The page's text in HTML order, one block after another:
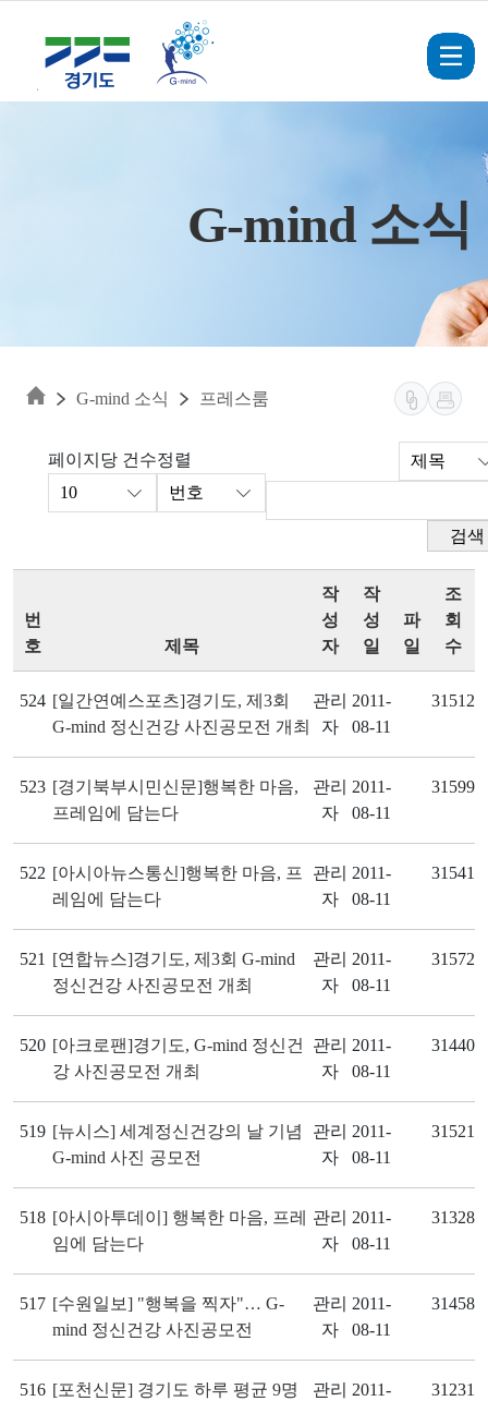
G-mind 소식
G-mind 소식 프레스룸
페이지당 건수정렬
검색
번
호
제목
작
성
자
작
성
일
파
일
조
회
수
524 [일간연예스포츠]경기도, 제3회
G-mind 정신건강 사진공모전 개최
관리
자
2011-
08-11
31512
523 [경기북부시민신문]행복한 마음,
프레임에 담는다
관리
자
2011-
08-11
31599
522 [아시아뉴스통신]행복한 마음, 프
레임에 담는다
관리
자
2011-
08-11
31541
521 [연합뉴스]경기도, 제3회 G-mind
정신건강 사진공모전 개최
관리
자
2011-
08-11
31572
520 [아크로팬]경기도, G-mind 정신건
강 사진공모전 개최
관리
자
2011-
08-11
31440
519 [뉴시스] 세계정신건강의 날 기념
G-mind 사진 공모전
관리
자
2011-
08-11
31521
518 [아시아투데이] 행복한 마음, 프레
임에 담는다
관리
자
2011-
08-11
31328
517 [수원일보] "행복을 찍자"… G-
mind 정신건강 사진공모전
관리
자
2011-
08-11
31458
516 [포천신문] 경기도 하루 평균 9명
관리 2011-
31231